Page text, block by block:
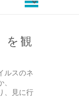
を観
ルスのネ
、見に行